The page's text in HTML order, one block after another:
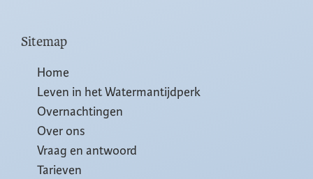
Sitemap
Home
Leven in het Watermantijdperk
Overnachtingen
Over ons
Vraag en antwoord
Tarieven